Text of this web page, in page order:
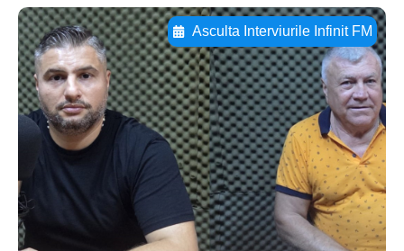
Asculta Interviurile Infinit FM
Adaugă aici textul pentru
subtitluAdaugă aici
textul pentru
subtitluAdaugă aici
textul pentru
subtitluAdaugă aici
textul pentru subti